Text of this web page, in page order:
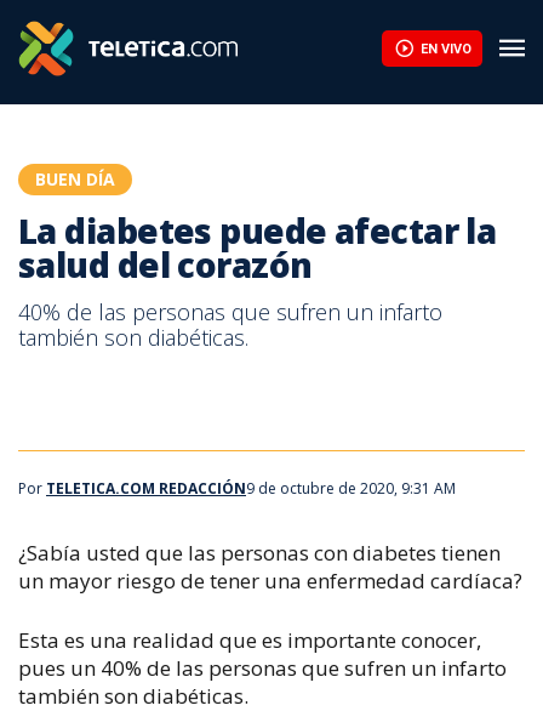
EN VIVO
BUEN DÍA
La diabetes puede afectar la
salud del corazón
40% de las personas que sufren un infarto
también son diabéticas.
Por TELETICA.COM REDACCIÓN9 de octubre de 2020, 9:31 AM
¿Sabía usted que las personas con diabetes tienen
un mayor riesgo de tener una enfermedad cardíaca?
Esta es una realidad que es importante conocer,
pues un 40% de las personas que sufren un infarto
también son diabéticas.